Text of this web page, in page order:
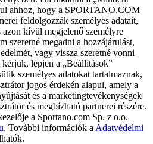
ahhoz, hogy a SPORTANO.COM
feldolgozzák személyes adatait,
azon kívül megjelenő személyre
szeretné megadni a hozzájárulást,
vagy vissza szeretné vonni
lépjen a „Beállítások”
személyes adatokat tartalmaznak,
jogos érdekén alapul, amely a
és a marketingtevékenységek
és megbízható partnerei részére.
a Sportano.com Sp. z o.o.
. További információk a Adatvédelmi